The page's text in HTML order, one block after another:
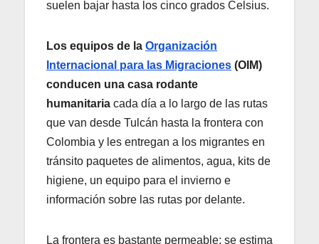
suelen bajar hasta los cinco grados Celsius.
Los equipos de la Organización
Internacional para las Migraciones (OIM)
conducen una casa rodante
humanitaria cada día a lo largo de las rutas
que van desde Tulcán hasta la frontera con
Colombia y les entregan a los migrantes en
tránsito paquetes de alimentos, agua, kits de
higiene, un equipo para el invierno e
información sobre las rutas por delante.
La frontera es bastante permeable; se estima